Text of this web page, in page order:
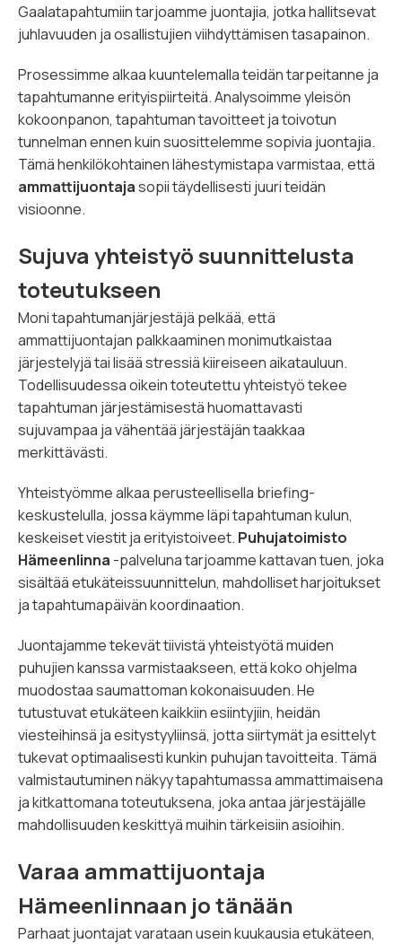
Gaalatapahtumiin tarjoamme juontajia, jotka hallitsevat
juhlavuuden ja osallistujien viihdyttämisen tasapainon.
Prosessimme alkaa kuuntelemalla teidän tarpeitanne ja
tapahtumanne erityispiirteitä. Analysoimme yleisön
kokoonpanon, tapahtuman tavoitteet ja toivotun
tunnelman ennen kuin suosittelemme sopivia juontajia.
Tämä henkilökohtainen lähestymistapa varmistaa, että
ammattijuontajasopii täydellisesti juuri teidän
visioonne.
Sujuva yhteistyö suunnittelusta
toteutukseen
Moni tapahtumanjärjestäjä pelkää, että
ammattijuontajan palkkaaminen monimutkaistaa
järjestelyjä tai lisää stressiä kiireiseen aikatauluun.
Todellisuudessa oikein toteutettu yhteistyö tekee
tapahtuman järjestämisestä huomattavasti
sujuvampaa ja vähentää järjestäjän taakkaa
merkittävästi.
Yhteistyömme alkaa perusteellisella briefing-
keskustelulla, jossa käymme läpi tapahtuman kulun,
keskeiset viestit ja erityistoiveet. Puhujatoimisto
Hämeenlinna -palveluna tarjoamme kattavan tuen, joka
sisältää etukäteissuunnittelun, mahdolliset harjoitukset
ja tapahtumapäivän koordinaation.
Juontajamme tekevät tiivistä yhteistyötä muiden
puhujien kanssa varmistaakseen, että koko ohjelma
muodostaa saumattoman kokonaisuuden. He
tutustuvat etukäteen kaikkiin esiintyjiin, heidän
viesteihinsä ja esitystyyliinsä, jotta siirtymät ja esittelyt
tukevat optimaalisesti kunkin puhujan tavoitteita. Tämä
valmistautuminen näkyy tapahtumassa ammattimaisena
ja kitkattomana toteutuksena, joka antaa järjestäjälle
mahdollisuuden keskittyä muihin tärkeisiin asioihin.
Varaa ammattijuontaja
Hämeenlinnaan jo tänään
Parhaat juontajat varataan usein kuukausia etukäteen,